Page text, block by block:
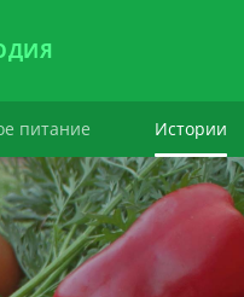
питание Истории